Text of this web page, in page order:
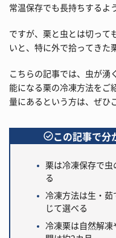
常温保存でも長持ちするよ
ですが、栗と虫とは切って
いと、特に外で拾ってきた
こちらの記事では、虫が湧
能になる栗の冷凍方法をご
量にあるという方は、ぜひ
この記事で分
栗は冷凍保存で
る
冷凍方法は生・
じて選べる
冷凍栗は自然解